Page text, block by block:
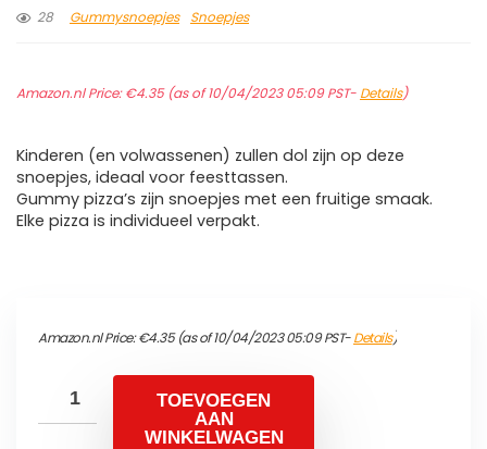
28
Gummysnoepjes Snoepjes
Amazon.nl Price:€4.35(as of 10/04/2023 05:09 PST- Details)
Kinderen (en volwassenen) zullen dol zijn op deze
snoepjes, ideaal voor feesttassen.
Gummy pizza’s zijn snoepjes met een fruitige smaak.
Elke pizza is individueel verpakt.
Amazon.nl Price:€4.35(as of 10/04/2023 05:09 PST-Details)
TOEVOEGEN
AAN
WINKELWAGEN